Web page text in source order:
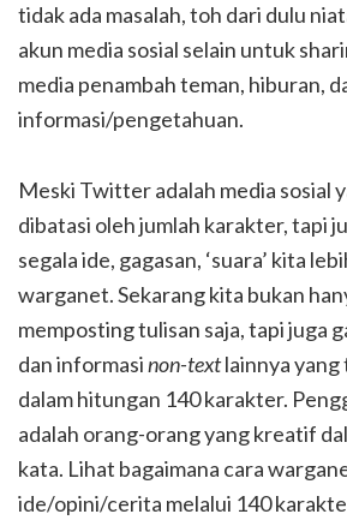
tidak ada masalah, toh dari dulu
akun media sosial selain untuk
media penambah teman, hiburan,
informasi/pengetahuan.
Meski Twitter adalah media sosial
dibatasi oleh jumlah karakter, tapi
segala ide, gagasan, ‘suara’ kita
warganet. Sekarang kita bukan
memposting tulisan saja, tapi juga
dan informasinon-textlainnya yang
dalam hitungan 140 karakter.
adalah orang-orang yang kreatif
kata. Lihat bagaimana cara
ide/opini/cerita melalui 140